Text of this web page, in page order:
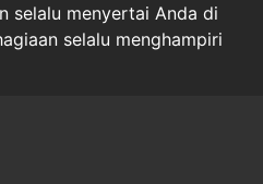
selalu menyertai Anda di
selalu menghampiri